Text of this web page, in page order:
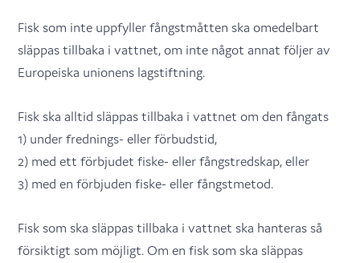
Fisk som inte uppfyller fångstmåtten ska omedelbart
släppas tillbaka i vattnet, om inte något annat följer av
Europeiska unionens lagstiftning.
Fisk ska alltid släppas tillbaka i vattnet om den fångats
1) under frednings- eller förbudstid,
2) med ett förbjudet fiske- eller fångstredskap, eller
3) med en förbjuden fiske- eller fångstmetod.
Fisk som ska släppas tillbaka i vattnet ska hanteras så
försiktigt som möjligt. Om en fisk som ska släppas